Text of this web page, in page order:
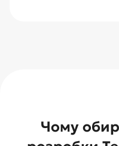
Чому